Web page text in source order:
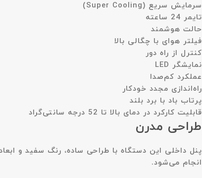
سرمایش سریع (Super Cooling)
تایمر 24 ساعته
حالت هوشمند
فیلتر هوای با چگالی بالا
کنترل از راه دور
نمایشگر LED
عملکرد کم‌صدا
راه‌اندازی مجدد خودکار
پرتاب باد با برد بلند
قابلیت کارکرد در دمای بالا تا 52 درجه سانتی‌گراد
طراحی مدرن
پنل داخلی این دستگاه با طراحی ساده، رنگ سفید و
انجام می‌شود.